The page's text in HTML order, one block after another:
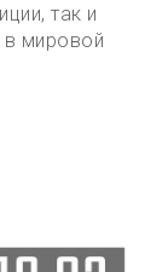
так и
мировой